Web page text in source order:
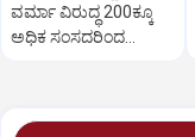
ವರ್ಮಾ ವಿರುದ್ಧ 200ಕ್ಕೂ
ಅಧಿಕ ಸಂಸದರಿಂದ